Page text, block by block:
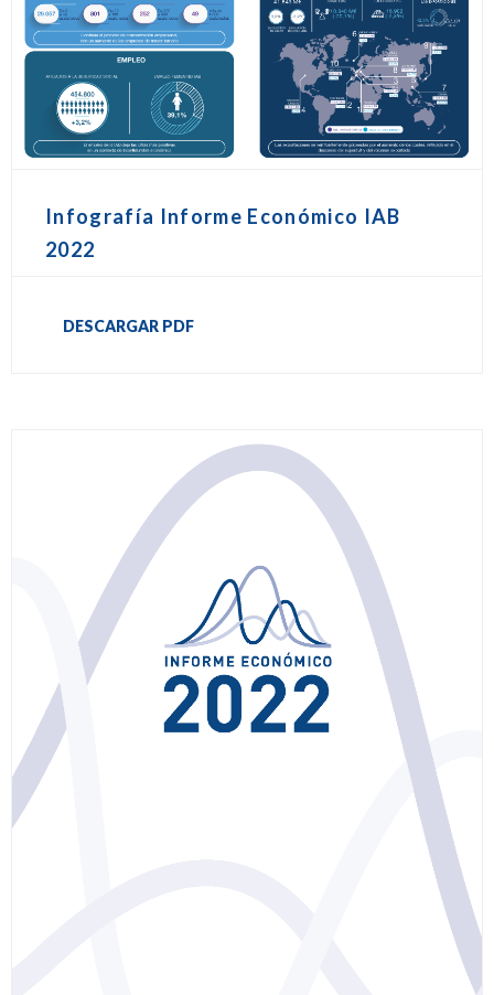
Infografía Informe Económico IAB
2022
DESCARGAR PDF